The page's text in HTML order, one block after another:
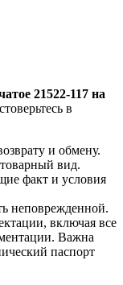
21522-117 на
в
и обмену.
вид.
факт и условия
неповрежденной.
включая все
Важна
паспорт